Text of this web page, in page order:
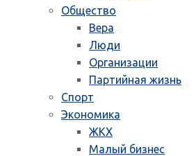
Общество
Вера
Люди
Организации
Партийная жизнь
Спорт
Экономика
ЖКХ
Малый бизнес